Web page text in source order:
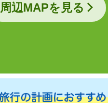
周辺MAPを見る